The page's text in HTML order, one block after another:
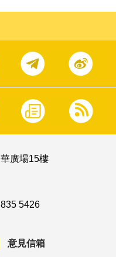
廣場15樓
5426
意見信箱